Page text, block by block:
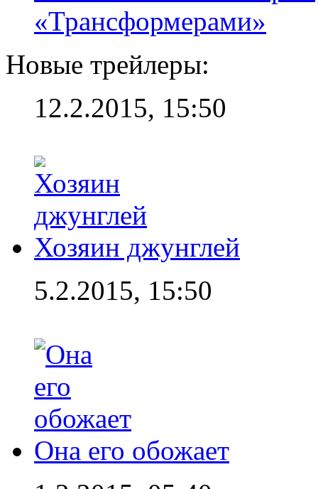
«Трансформерами»
Новые трейлеры:
12.2.2015, 15:50
Хозяин джунглей
5.2.2015, 15:50
Она его обожает